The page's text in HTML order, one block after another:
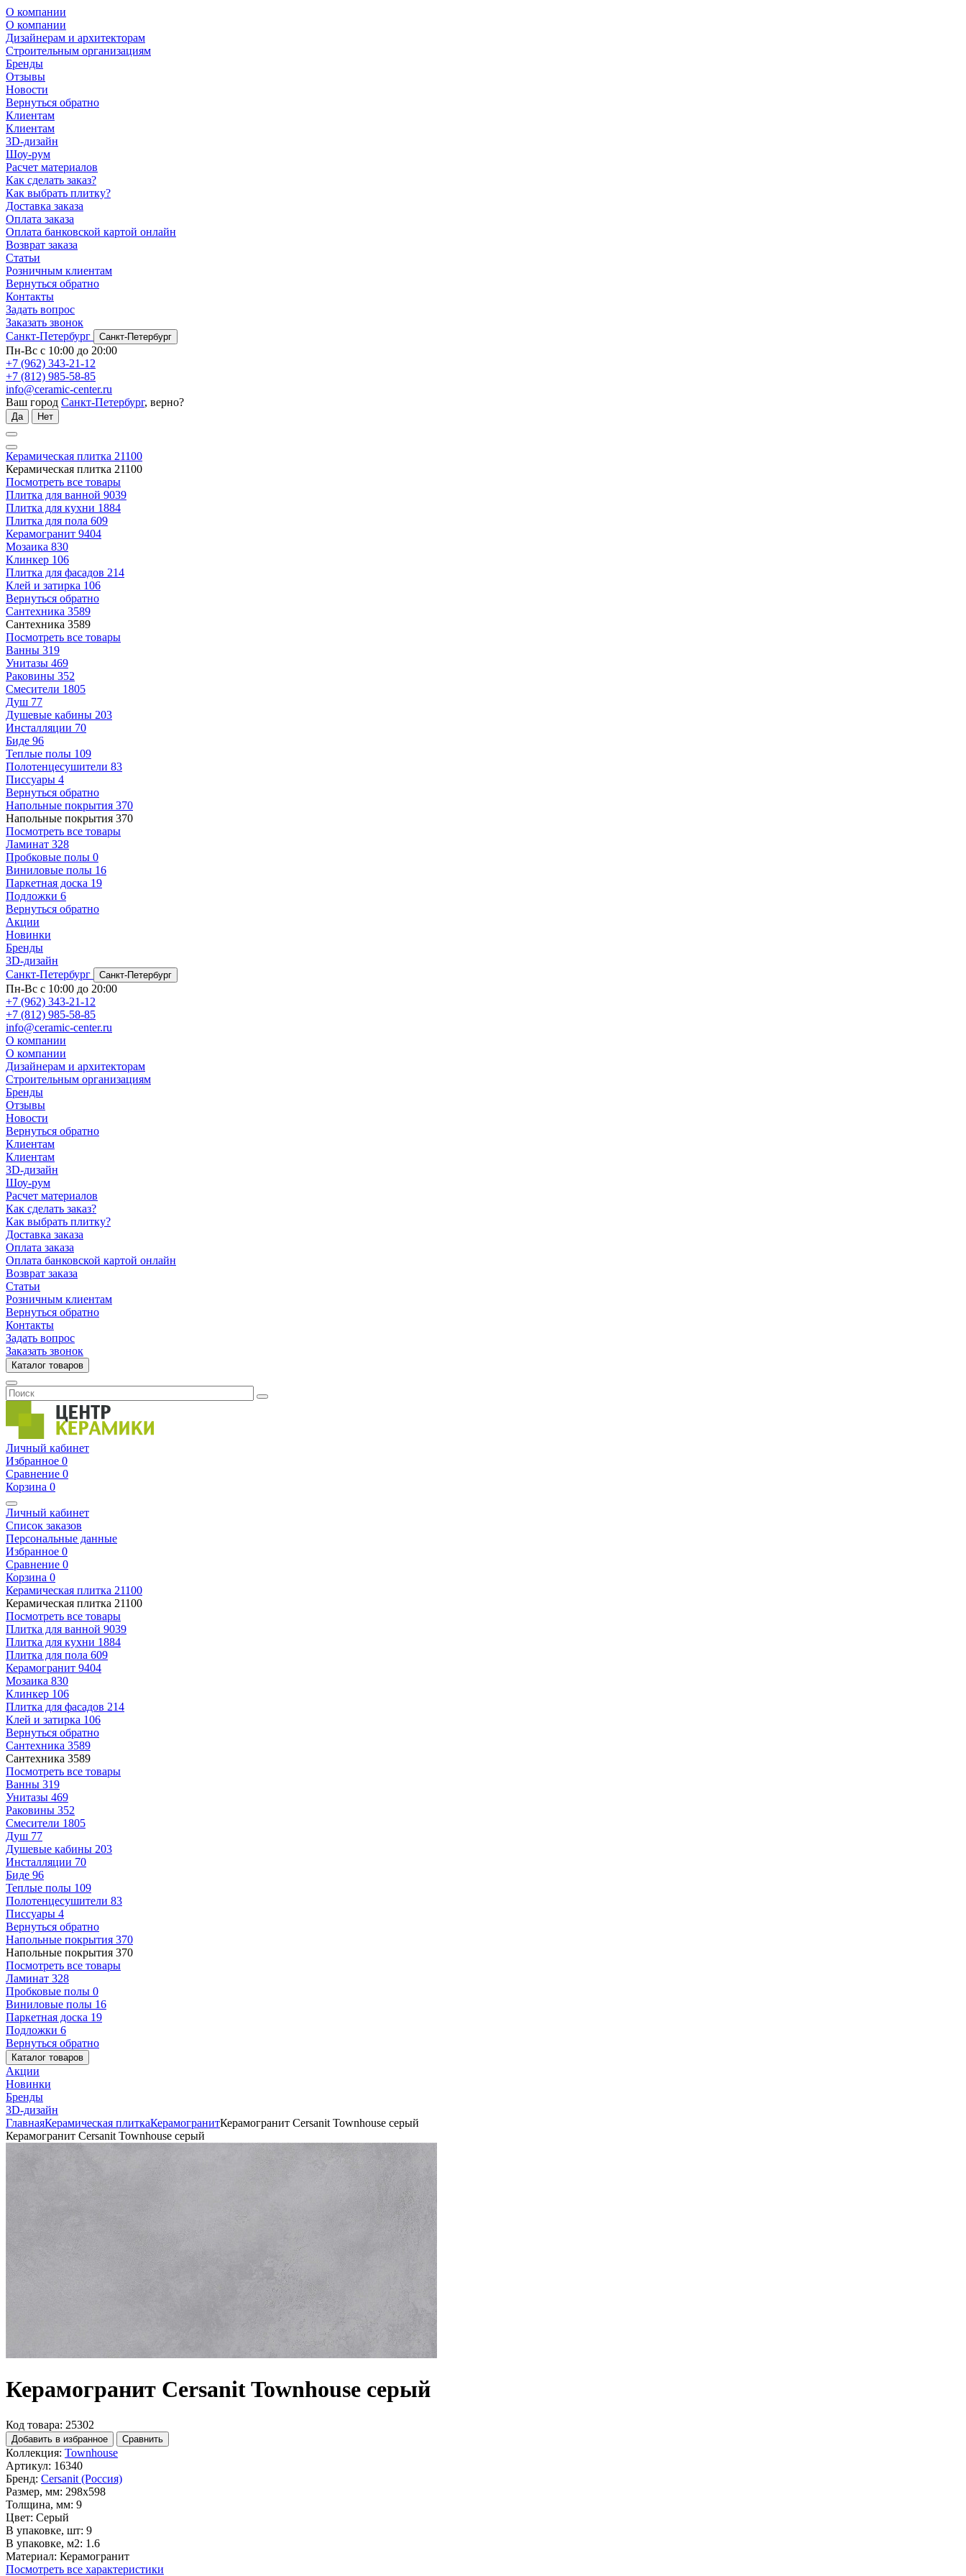
О компании
О компании
Дизайнерам и архитекторам
Строительным организациям
Бренды
Отзывы
Новости
Вернуться обратно
Клиентам
Клиентам
3D-дизайн
Шоу-рум
Расчет материалов
Как сделать заказ?
Как выбрать плитку?
Доставка заказа
Оплата заказа
Оплата банковской картой онлайн
Возврат заказа
Статьи
Розничным клиентам
Вернуться обратно
Контакты
Задать вопрос
Заказать звонок
Санкт-Петербург
Санкт-Петербург
Пн-Вс с 10:00 до 20:00
+7 (962) 343-21-12
+7 (812) 985-58-85
info@ceramic-center.ru
Ваш город Санкт-Петербург, верно?
Да Нет
Керамическая плитка 21100
Керамическая плитка 21100
Посмотреть все товары
Плитка для ванной 9039
Плитка для кухни 1884
Плитка для пола 609
Керамогранит 9404
Мозаика 830
Клинкер 106
Плитка для фасадов 214
Клей и затирка 106
Вернуться обратно
Сантехника 3589
Сантехника 3589
Посмотреть все товары
Ванны 319
Унитазы 469
Раковины 352
Смесители 1805
Душ 77
Душевые кабины 203
Инсталляции 70
Биде 96
Теплые полы 109
Полотенцесушители 83
Писсуары 4
Вернуться обратно
Напольные покрытия 370
Напольные покрытия 370
Посмотреть все товары
Ламинат 328
Пробковые полы 0
Виниловые полы 16
Паркетная доска 19
Подложки 6
Вернуться обратно
Акции
Новинки
Бренды
3D-дизайн
Санкт-Петербург
Санкт-Петербург
Пн-Вс с 10:00 до 20:00
+7 (962) 343-21-12
+7 (812) 985-58-85
info@ceramic-center.ru
О компании
О компании
Дизайнерам и архитекторам
Строительным организациям
Бренды
Отзывы
Новости
Вернуться обратно
Клиентам
Клиентам
3D-дизайн
Шоу-рум
Расчет материалов
Как сделать заказ?
Как выбрать плитку?
Доставка заказа
Оплата заказа
Оплата банковской картой онлайн
Возврат заказа
Статьи
Розничным клиентам
Вернуться обратно
Контакты
Задать вопрос
Заказать звонок
Каталог товаров
Личный кабинет
Избранное 0
Сравнение 0
Корзина 0
Личный кабинет
Список заказов
Персональные данные
Избранное 0
Сравнение 0
Корзина 0
Керамическая плитка 21100
Керамическая плитка 21100
Посмотреть все товары
Плитка для ванной 9039
Плитка для кухни 1884
Плитка для пола 609
Керамогранит 9404
Мозаика 830
Клинкер 106
Плитка для фасадов 214
Клей и затирка 106
Вернуться обратно
Сантехника 3589
Сантехника 3589
Посмотреть все товары
Ванны 319
Унитазы 469
Раковины 352
Смесители 1805
Душ 77
Душевые кабины 203
Инсталляции 70
Биде 96
Теплые полы 109
Полотенцесушители 83
Писсуары 4
Вернуться обратно
Напольные покрытия 370
Напольные покрытия 370
Посмотреть все товары
Ламинат 328
Пробковые полы 0
Виниловые полы 16
Паркетная доска 19
Подложки 6
Вернуться обратно
Каталог товаров
Акции
Новинки
Бренды
3D-дизайн
ГлавнаяКерамическая плиткаКерамогранитКерамогранит Cersanit Townhouse серый
Керамогранит Cersanit Townhouse серый
Керамогранит Cersanit Townhouse серый
Код товара: 25302
Добавить в избранное Сравнить
Коллекция: Townhouse
Артикул: 16340
Бренд: Cersanit (Россия)
Размер, мм: 298x598
Толщина, мм: 9
Цвет: Серый
В упаковке, шт: 9
В упаковке, м2: 1.6
Материал: Керамогранит
Посмотреть все характеристики